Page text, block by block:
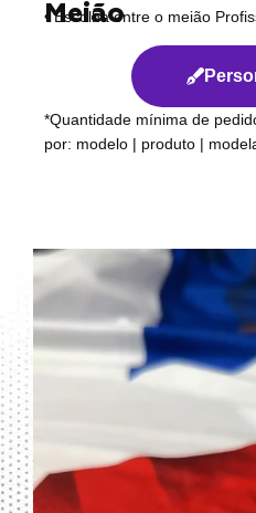
Meião
• Escolha entre o meião
*Quantidade mínima de
por: modelo | produto |